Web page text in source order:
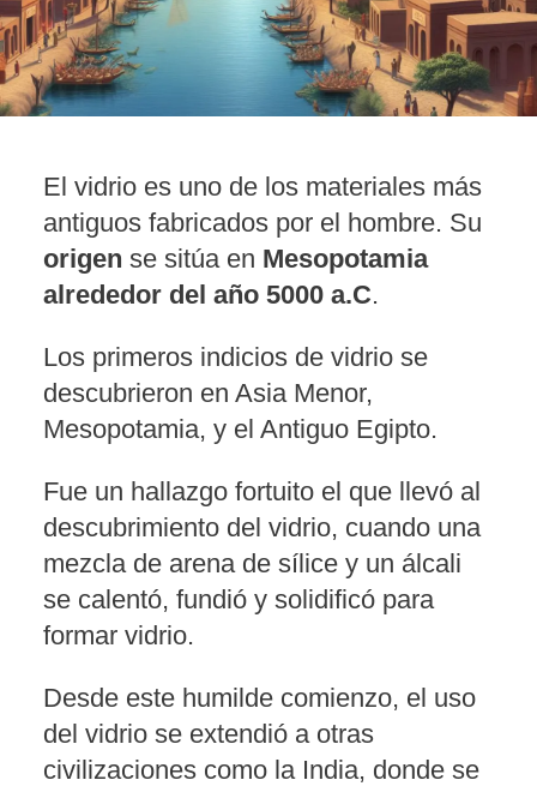
El vidrio es uno de los materiales más
antiguos fabricados por el hombre. Su
origen se sitúa en Mesopotamia
alrededor del año 5000 a.C.
Los primeros indicios de vidrio se
descubrieron en Asia Menor,
Mesopotamia, y el Antiguo Egipto.
Fue un hallazgo fortuito el que llevó al
descubrimiento del vidrio, cuando una
mezcla de arena de sílice y un álcali
se calentó, fundió y solidificó para
formar vidrio.
Desde este humilde comienzo, el uso
del vidrio se extendió a otras
civilizaciones como la India, donde se